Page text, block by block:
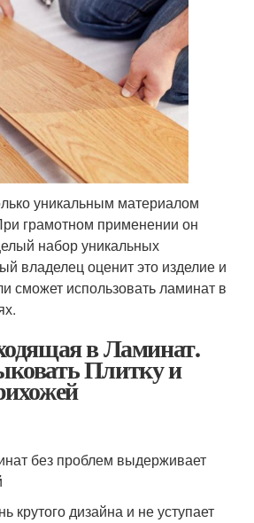
уникальным материалом
грамотном применении он
набор уникальных
владелец оценит это изделие и
сможет использовать ламинат в
в Ламинат.
Плитку и
без проблем выдерживает
крутого дизайна и не уступает